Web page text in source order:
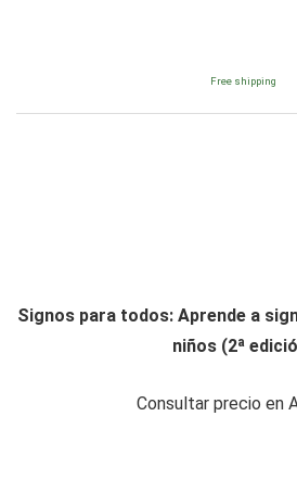
Free shipping
Signos para todos: Aprende a
niños (2ª
Consultar precio en